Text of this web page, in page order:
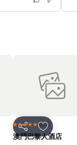
分享 放到收藏
5 星級 酒店
澳門巴黎人酒店